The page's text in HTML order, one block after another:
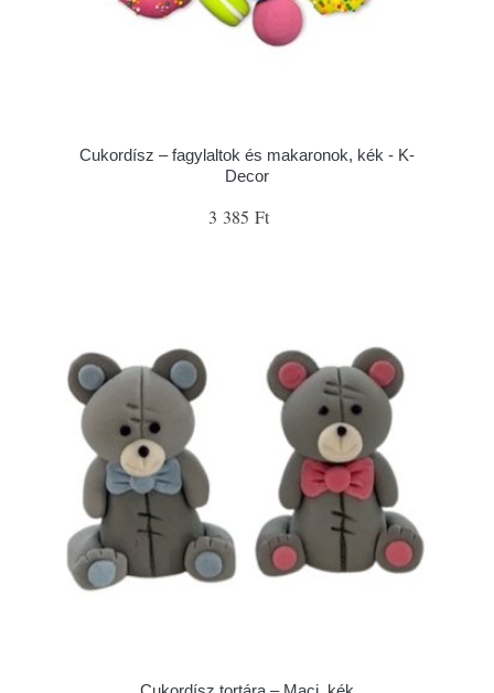
Cukordísz – fagylaltok és makaronok, kék - K-
Decor
3 385 Ft